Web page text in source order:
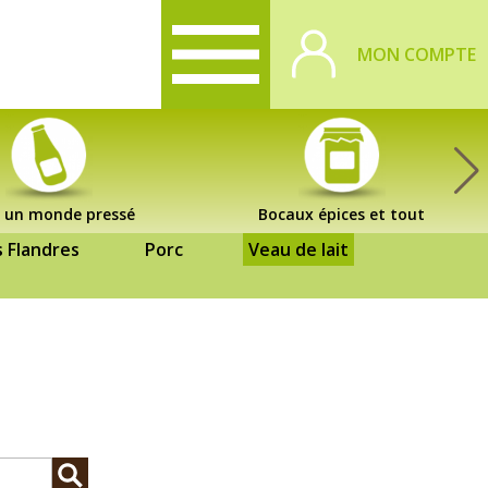
MON COMPTE
un monde pressé Bocaux épices et tout
Flandres Porc Veau de lait